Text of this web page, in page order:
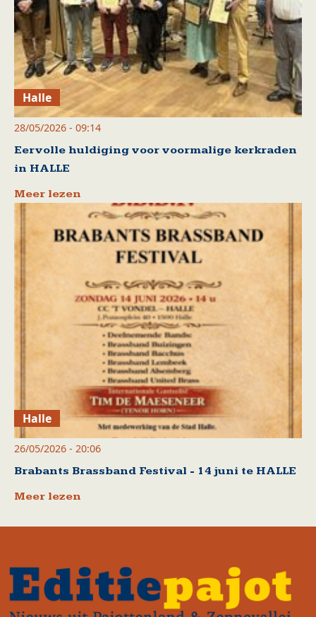
Halle
28/05/2026 - 09:14
Eervolle huldiging voor voormalige kerkraden
in HALLE
Meer lezen
Halle
26/05/2026 - 20:06
Brabants Brassband Festival - 14 juni te HALLE
Meer lezen